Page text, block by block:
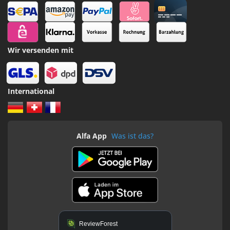
Wir versenden mit
International
Alfa App Was ist das?
ReviewForest